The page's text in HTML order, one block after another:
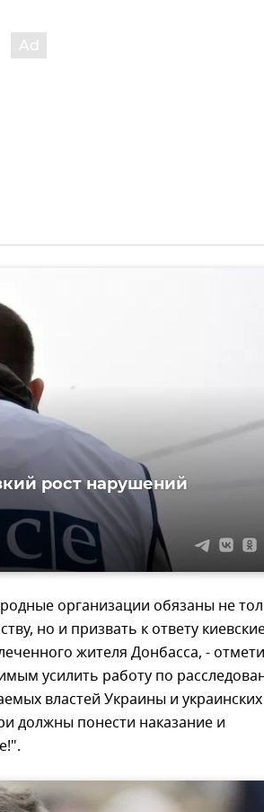
рост нарушений
организации обязаны не
но и призвать к ответу
жителя Донбасса, -
усилить работу по
властей Украины и украинских
должны понести наказание и